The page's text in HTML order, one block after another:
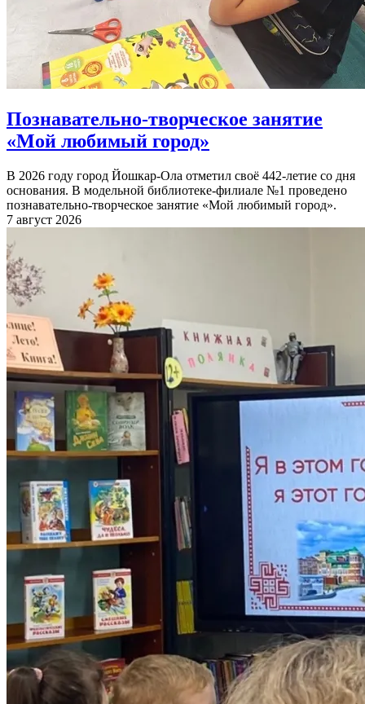
Познавательно-творческое занятие
«Мой любимый город»
В 2026 году город Йошкар-Ола отметил своё 442-летие со дня
основания. В модельной библиотеке-филиале №1 проведено
познавательно-творческое занятие «Мой любимый город».
7 август 2026